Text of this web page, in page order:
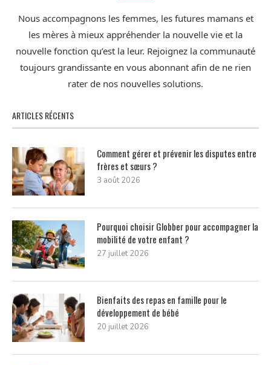
Nous accompagnons les femmes, les futures mamans et
les mères à mieux appréhender la nouvelle vie et la
nouvelle fonction qu’est la leur. Rejoignez la communauté
toujours grandissante en vous abonnant afin de ne rien
rater de nos nouvelles solutions.
ARTICLES RÉCENTS
Comment gérer et prévenir les disputes entre
frères et sœurs ?
3 août 2026
Pourquoi choisir Globber pour accompagner la
mobilité de votre enfant ?
27 juillet 2026
Bienfaits des repas en famille pour le
développement de bébé
20 juillet 2026